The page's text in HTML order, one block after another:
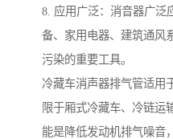
8. 应用广泛：消音器广泛
备、家用电器、建筑通风
污染的重要工具。
冷藏车消声器排气管适用
限于厢式冷藏车、冷链运
能是降低发动机排气噪音